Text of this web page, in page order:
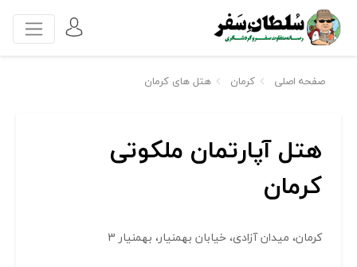
صفحه اصلی کرمان هتل های کرمان
هتل آپارتمان ملکوتی
کرمان
کرمان، میدان آزادی، خیابان بهمنیار، بهمنیار 3